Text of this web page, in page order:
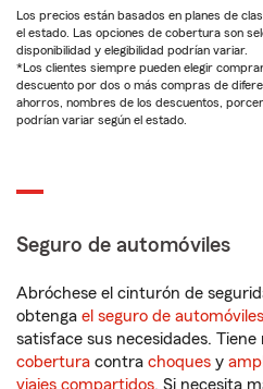
Los precios están basados en planes de
el estado. Las opciones de cobertura son
disponibilidad y elegibilidad podrían variar.
*Los clientes siempre pueden elegir
descuento por dos o más compras de
ahorros, nombres de los descuentos,
podrían variar según el estado.
Seguro de automóviles
Abróchese el cinturón de
obtenga el seguro de automóviles
satisface sus necesidades.
cobertura contra choques y
viajes compartidos. Si necesita